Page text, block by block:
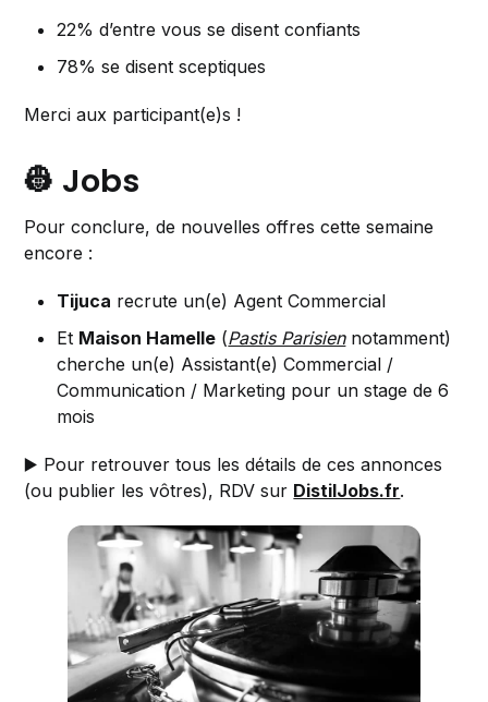
22% d’entre vous se disent confiants
78% se disent sceptiques
Merci aux participant(e)s !
👷 Jobs
Pour conclure, de nouvelles offres cette semaine
encore :
Tijuca recrute un(e) Agent Commercial
Et Maison Hamelle (Pastis Parisiennotamment)
cherche un(e) Assistant(e) Commercial /
Communication / Marketing pour un stage de 6
mois
▶️ Pour retrouver tous les détails de ces annonces
(ou publier les vôtres), RDV sur DistilJobs.fr.